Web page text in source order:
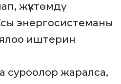
жүктөмдү
энергосистеманы
иштерин
суроолор жаралса,